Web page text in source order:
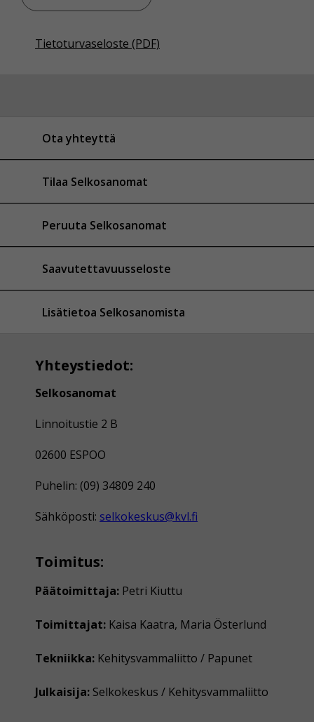
Tietoturvaseloste (PDF)
Ota yhteyttä
Tilaa Selkosanomat
Peruuta Selkosanomat
Saavutettavuusseloste
Lisätietoa Selkosanomista
Yhteystiedot:
Selkosanomat
Linnoitustie 2 B
02600 ESPOO
Puhelin: (09) 34809 240
Sähköposti: selkokeskus@kvl.fi
Toimitus:
Päätoimittaja: Petri Kiuttu
Toimittajat: Kaisa Kaatra, Maria Österlund
Tekniikka: Kehitysvammaliitto / Papunet
Julkaisija: Selkokeskus / Kehitysvammaliitto